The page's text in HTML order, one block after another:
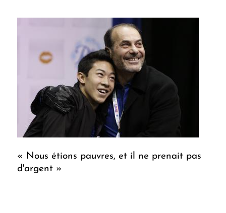
« Nous étions pauvres, et il ne prenait pas
d'argent »